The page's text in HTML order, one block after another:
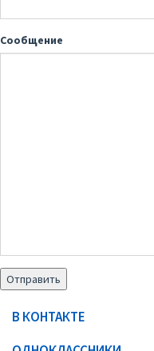
Сообщение
В КОНТАКТЕ